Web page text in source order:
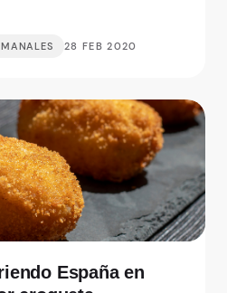
28 FEB 2020
España en